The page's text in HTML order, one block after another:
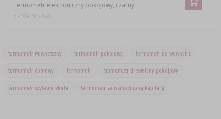
Termometr elektroniczny pokojowy, czarny
57,99 PLN/szt.
termometr wewnętrzny termometr pokojowy termometr do wewnątrz
termometr domowy termometr termometr drewniany pokojowy
termometr czytelna skala termometr ze wzmocnioną kapilarą